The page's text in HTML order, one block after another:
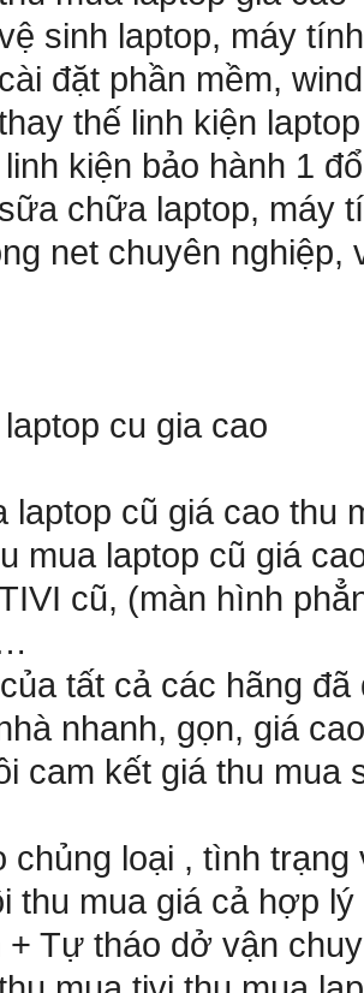
sinh laptop, máy
đặt phần mềm,
thế linh kiện
kiện bảo hành 1
chữa laptop, máy
net chuyên nghiệp,
cu gia cao
laptop cũ giá cao thu
mua laptop cũ giá
cũ, (màn hình
tất cả các hãng
nhanh, gọn, giá
cam kết giá thu
chủng loại , tình
thu mua giá cả hợp
+ Tự tháo dở vận